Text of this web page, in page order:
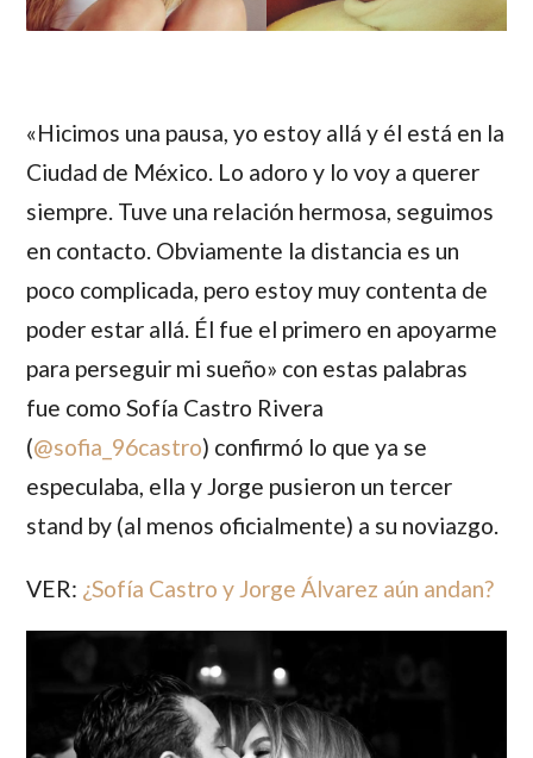
«Hicimos una pausa, yo estoy allá y él está en la
Ciudad de México. Lo adoro y lo voy a querer
siempre. Tuve una relación hermosa, seguimos
en contacto. Obviamente la distancia es un
poco complicada, pero estoy muy contenta de
poder estar allá. Él fue el primero en apoyarme
para perseguir mi sueño» con estas palabras
fue comoSofía Castro Rivera
(@sofia_96castro) confirmó lo que ya se
especulaba, ella y Jorge pusieron un tercer
stand by (al menos oficialmente) a su noviazgo.
VER: ¿Sofía Castro y Jorge Álvarez aún andan?